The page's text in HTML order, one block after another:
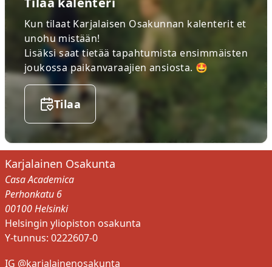
Sini Riikonen
YHDENVERTAISUUSVASTAAVA
Kun tilaat Karjalaisen Osakunnan kalenterit et
unohu mistään!
Lisäksi saat tietää tapahtumista ensimmäisten
joukossa paikanvaraajien ansiosta. 🤩
Tilaa
Karjalainen Osakunta
Casa Academica
Perhonkatu 6
00100 Helsinki
Helsingin yliopiston osakunta
Y-tunnus: 0222607-0
IG @karjalainenosakunta